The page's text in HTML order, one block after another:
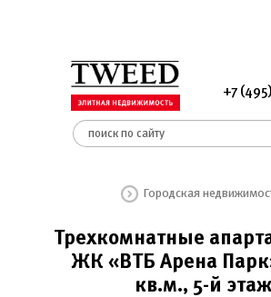
+7
Городская
Трехкомнатные
ЖК «ВТБ Арена
кв.м., 5-й этаж